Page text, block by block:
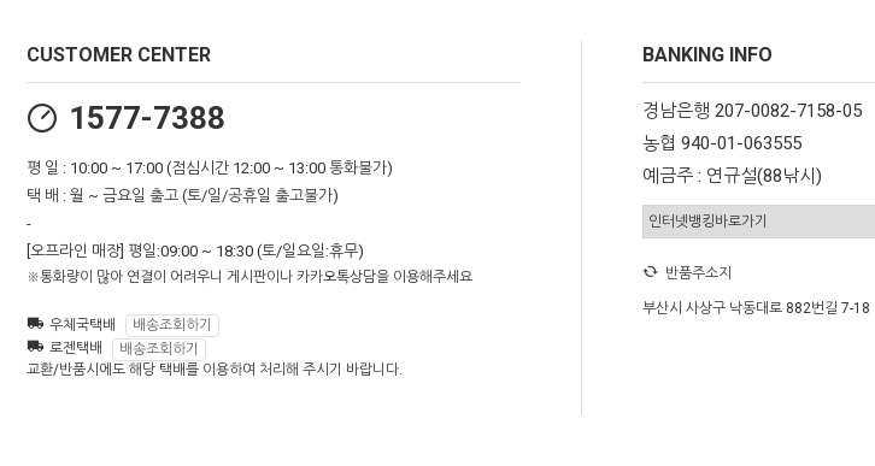
CUSTOMER CENTER
1577-7388
평 일 : 10:00 ~ 17:00 (점심시간 12:00 ~ 13:00 통화불가)
택 배 : 월 ~ 금요일 출고 (토/일/공휴일 출고불가)
-
[오프라인 매장] 평일:09:00 ~ 18:30 (토/일요일:휴무)
※통화량이 많아 연결이 어려우니 게시판이나 카카오톡상담을 이용해주세요
우체국택배
배송조회하기
로젠택배
배송조회하기
교환/반품시에도 해당 택배를 이용하여 처리해 주시기 바랍니다.
BANKING INFO
경남은행 207-0082-7158-05
농협 940-01-063555
예금주 : 연규설(88낚시)
반품주소지
부산시 사상구 낙동대로 882번길 7-18